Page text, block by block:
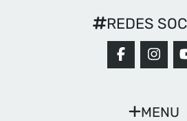
MENU
REDES